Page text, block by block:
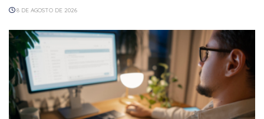
8 DE AGOSTO DE 2026